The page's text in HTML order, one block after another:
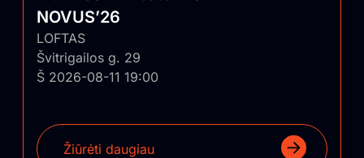
NOVUS’26
LOFTAS
Švitrigailos g. 29
Š 2026-08-11 19:00
Žiūrėti daugiau